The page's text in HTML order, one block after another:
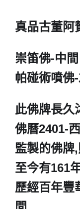
真品古董阿
崇笛佛-中
帕碰術噴佛
此佛牌長久
佛曆2401-
監製的佛牌
至今有161
歷經百年豐